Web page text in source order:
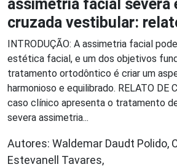
assimetria facial severa
cruzada vestibular:
INTRODUÇÃO: A assimetria facial
estética facial, e um dos objetivos
tratamento ortodôntico é criar um
harmonioso e equilibrado. RELATO DE
caso clínico apresenta o tratamento
severa assimetria...
Autores: Waldemar Daudt Polido,
Estevanell Tavares,